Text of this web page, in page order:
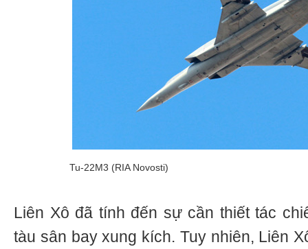
Tu-22М3 (RIA Novosti)
Liên Xô đã tính đến sự cần thiết tác
tàu sân bay xung kích. Tuy nhiên, Liên